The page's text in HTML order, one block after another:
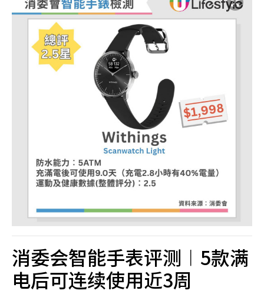
消委会智能手表评测︱5款满
电后可连续使用近3周